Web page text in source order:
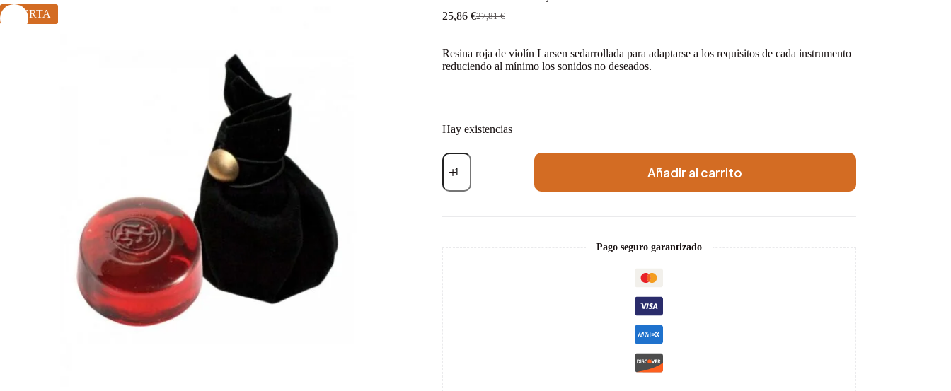
OFERTA 27,81€
El
original
era:
27,81 €.
25,86 €El
actual
es:
25,86 €.
Resina roja de violín Larsen sedarrollada para adaptarse a los requisitos de cada instrumento
reduciendo al mínimo los sonidos no deseados.
Hay existencias
Resina
violín
roja
Añadir al carrito
Pago seguro garantizado